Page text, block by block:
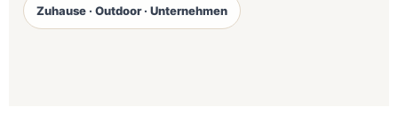
Zuhause · Outdoor · Unternehmen